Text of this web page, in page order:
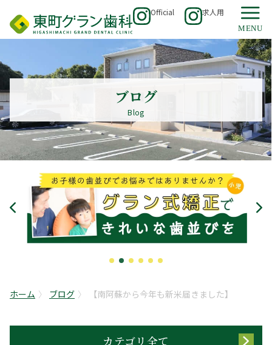
Official 求人用
ブログ
Blog
ホーム ブログ 【南阿蘇から今年も新米届きました】
カテゴリ全て